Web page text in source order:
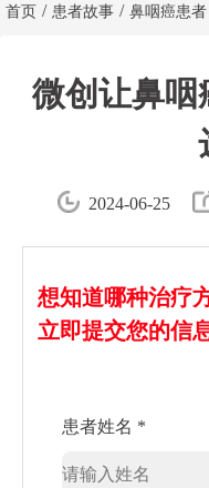
首页 / 患者故事 / 鼻咽癌患者
微创让鼻咽
2024-06-25
想知道哪种治疗
立即提交您的信
患者姓名 *